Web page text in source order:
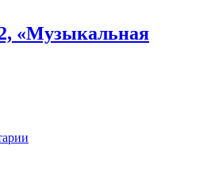
«Музыкальная